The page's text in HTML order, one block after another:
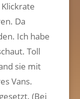
Da
Ich habe
Toll
sie mit
Vans.
(Bei